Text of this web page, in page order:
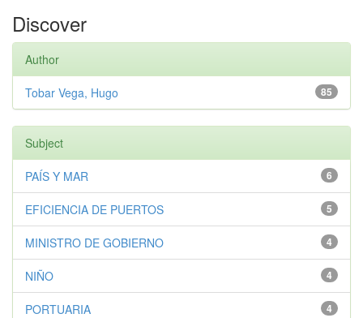
Discover
Author
85
Tobar Vega, Hugo
Subject
6
PAÍS Y MAR
5
EFICIENCIA DE PUERTOS
4
MINISTRO DE GOBIERNO
4
NIÑO
4
PORTUARIA